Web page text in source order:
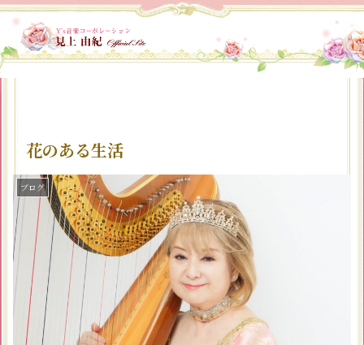
花のある生活
ブログ